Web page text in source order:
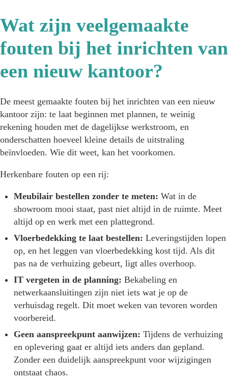
Wat zijn veelgemaakte
fouten bij het inrichten van
een nieuw kantoor?
De meest gemaakte fouten bij het inrichten van een nieuw
kantoor zijn: te laat beginnen met plannen, te weinig
rekening houden met de dagelijkse werkstroom, en
onderschatten hoeveel kleine details de uitstraling
beïnvloeden. Wie dit weet, kan het voorkomen.
Herkenbare fouten op een rij:
Meubilair bestellen zonder te meten: Wat in de
showroom mooi staat, past niet altijd in de ruimte. Meet
altijd op en werk met een plattegrond.
Vloerbedekking te laat bestellen: Leveringstijden lopen
op, en het leggen van vloerbedekking kost tijd. Als dit
pas na de verhuizing gebeurt, ligt alles overhoop.
IT vergeten in de planning: Bekabeling en
netwerkaansluitingen zijn niet iets wat je op de
verhuisdag regelt. Dit moet weken van tevoren worden
voorbereid.
Geen aanspreekpunt aanwijzen: Tijdens de verhuizing
en oplevering gaat er altijd iets anders dan gepland.
Zonder een duidelijk aanspreekpunt voor wijzigingen
ontstaat chaos.